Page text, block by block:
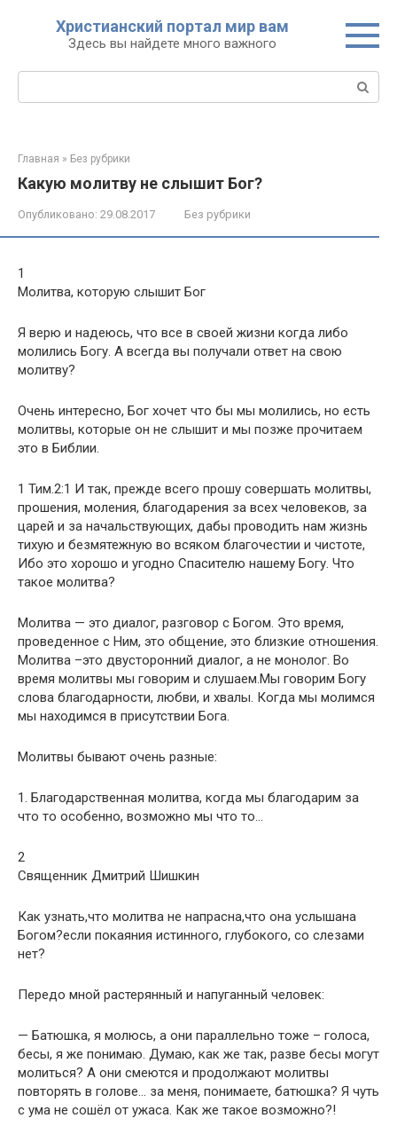
Христианский портал мир вам
Здесь вы найдете много важного
Поиск:
Главная » Без рубрики
Какую молитву не слышит Бог?
Опубликовано: 29.08.2017 Без рубрики
1
Молитва, которую слышит Бог
Я верю и надеюсь, что все в своей жизни когда либо
молились Богу. А всегда вы получали ответ на свою
молитву?
Очень интересно, Бог хочет что бы мы молились, но есть
молитвы, которые он не слышит и мы позже прочитаем
это в Библии.
1 Тим.2:1 И так, прежде всего прошу совершать молитвы,
прошения, моления, благодарения за всех человеков, за
царей и за начальствующих, дабы проводить нам жизнь
тихую и безмятежную во всяком благочестии и чистоте,
Ибо это хорошо и угодно Спасителю нашему Богу. Что
такое молитва?
Молитва — это диалог, разговор с Богом. Это время,
проведенное с Ним, это общение, это близкие отношения.
Молитва –это двусторонний диалог, а не монолог. Во
время молитвы мы говорим и слушаем.Мы говорим Богу
слова благодарности, любви, и хвалы. Когда мы молимся
мы находимся в присутствии Бога.
Молитвы бывают очень разные:
1. Благодарственная молитва, когда мы благодарим за
что то особенно, возможно мы что то…
2
Священник Дмитрий Шишкин
Как узнать,что молитва не напрасна,что она услышана
Богом?если покаяния истинного, глубокого, со слезами
нет?
Передо мной растерянный и напуганный человек:
— Батюшка, я молюсь, а они параллельно тоже – голоса,
бесы, я же понимаю. Думаю, как же так, разве бесы могут
молиться? А они смеются и продолжают молитвы
повторять в голове… за меня, понимаете, батюшка? Я чуть
с ума не сошёл от ужаса. Как же такое возможно?!